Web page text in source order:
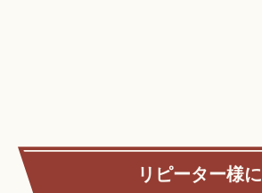
リピーター様に